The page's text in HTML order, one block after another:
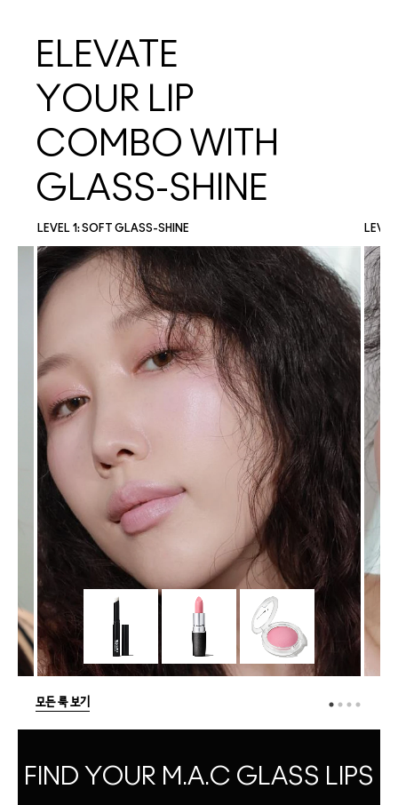
ELEVATE
YOUR LIP
COMBO WITH
GLASS-SHINE
LEVEL 1: SOFT GLASS-SHINE
모든 룩 보기
FIND YOUR M.A.C GLASS LIPS